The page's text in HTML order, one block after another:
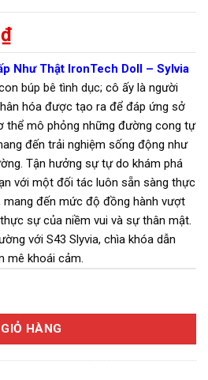
₫
Như Thật IronTech Doll – Sylvia
búp bê tình dục; cô ấy là người
hóa được tạo ra để đáp ứng sở
thể mô phỏng những đường cong tự
đến trải nghiệm sống động như
Tận hưởng sự tự do khám phá
với một đối tác luôn sẵn sàng thực
mang đến mức độ đồng hành vượt
sự của niềm vui và sự thân mật.
với S43 Slyvia, chìa khóa dẫn
mê khoái cảm.
Sylvia159 cm số lượng
GIỎ HÀNG